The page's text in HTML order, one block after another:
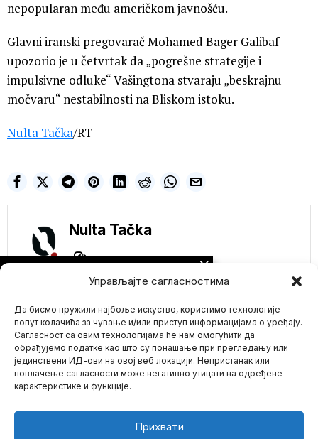
Управљајте сагласностима
Да бисмо пружили најбоље искуство, користимо технологије
попут колачића за чување и/или приступ информацијама о уређају.
Сагласност са овим технологијама ће нам омогућити да
обрађујемо податке као што су понашање при прегледању или
јединствени ИД-ови на овој веб локацији. Непристанак или
повлачење сагласности може негативно утицати на одређене
карактеристике и функције.
Прихвати
nepopularan među američkom javnošću.
Glavni iranski pregovarač Mohamed Bager Galibaf
upozorio je u četvrtak da „pogrešne strategije i
impulsivne odluke“ Vašingtona stvaraju „beskrajnu
močvaru“ nestabilnosti na Bliskom istoku.
Nulta Tačka/RT
Nulta Tačka
Mario zna Youtube
NE PROPUSTITE
Poslanik EU ismejao
cenzurisanja
kritikovanja
„muškaraca koji se
pretvaraju da su
žene“
Sadašnji poslanik u
Evropskom parlamentu
ismejao je pokušaje pro-
Ukrajina napala
ključni naftovod ka